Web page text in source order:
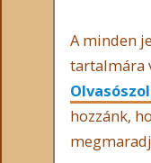
A minden
tartalmára
hozzánk,